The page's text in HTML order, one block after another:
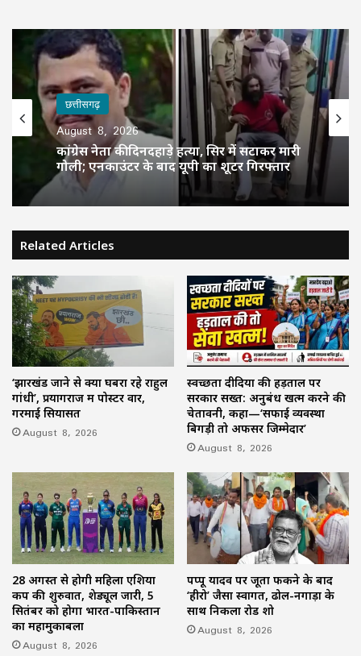
छत्तीसगढ़
August 8, 2026
कांग्रेस नेता की दिनदहाड़े हत्या, सिर में सटाकर मारी
गोली; एनकाउंटर के बाद यूपी का शूटर गिरफ्तार
Related Articles
‘झारखंड जाने से क्यों घबरा रहे राहुल
गांधी’, प्रयागराज में पोस्टर वार,
गरमाई सियासत
August 8, 2026
स्वच्छता दीदियों की हड़ताल पर
सरकार सख्त: अनुबंध खत्म करने की
चेतावनी, कहा—‘सफाई व्यवस्था
बिगड़ी तो अफसर जिम्मेदार’
August 8, 2026
28 अगस्त से होगी महिला एशिया
कप की शुरुवात, शेड्यूल जारी, 5
सितंबर को होगा भारत-पाकिस्तान
का महामुकाबला
August 8, 2026
पप्पू यादव पर जूता फेंकने के बाद
‘हीरो’ जैसा स्वागत, ढोल-नगाड़ों के
साथ निकला रोड शो
August 8, 2026